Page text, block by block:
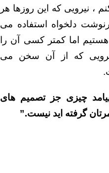
، نیرویی که این روزها هر
دلخواه استفاده می
اما کمتر کسی آن را
نیرویی که از آن سخن می
چیزی جز تصمیم های
گرفته اید نیست.”